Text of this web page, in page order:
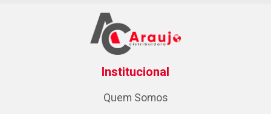
Institucional
Quem Somos